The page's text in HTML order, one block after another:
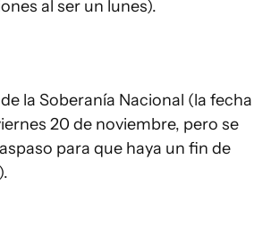
al ser un lunes).
la Soberanía Nacional (la fecha
20 de noviembre, pero se
para que haya un fin de